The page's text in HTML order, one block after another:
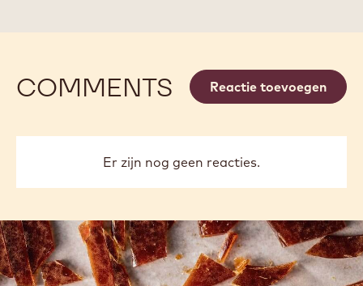
COMMENTS Reactie toevoegen
Er zijn nog geen reacties.